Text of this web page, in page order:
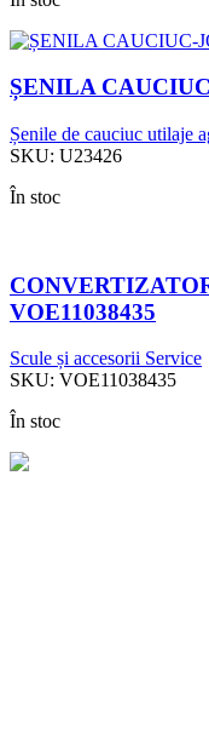
ȘENILA
Șenile de cauciuc utilaje
SKU: U23426
În stoc
VOE11038435
Scule și accesorii Service
SKU: VOE11038435
În stoc